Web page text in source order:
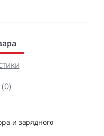
и зарядного